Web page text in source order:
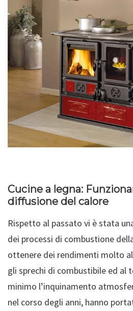
Cucine a legna:
diffusione del calore
Rispetto al passato vi è stata
dei processi di combustione
ottenere dei rendimenti molto
gli sprechi di combustibile ed al
minimo l’inquinamento
nel corso degli anni, hanno